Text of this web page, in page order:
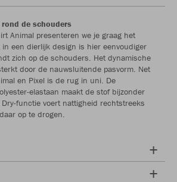
de schouders
Animal presenteren we je graag het
een dierlijk design is hier eenvoudiger
zich op de schouders. Het dynamische
door de nauwsluitende pasvorm. Net
en Pixel is de rug in uni. De
elastaan maakt de stof bijzonder
functie voert nattigheid rechtstreeks
op te drogen.